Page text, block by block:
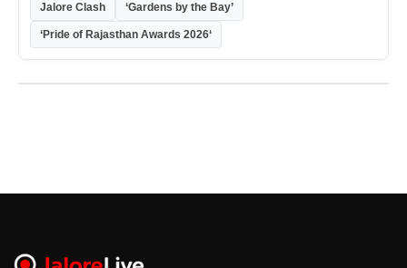
Jalore Clash ‘Gardens by the Bay’
‘Pride of Rajasthan Awards 2026‘